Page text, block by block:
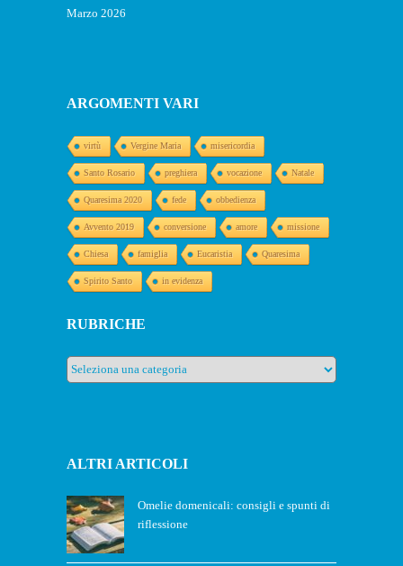
Marzo 2026
ARGOMENTI VARI
virtù Vergine Maria misericordia
Santo Rosario preghiera vocazione Natale
Quaresima 2020 fede obbedienza
Avvento 2019 conversione amore missione
Chiesa famiglia Eucaristia Quaresima
Spirito Santo in evidenza
RUBRICHE
Rubriche
ALTRI ARTICOLI
Omelie domenicali: consigli e spunti di
riflessione